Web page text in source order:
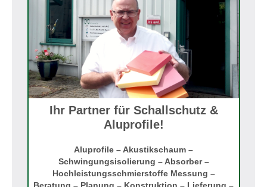
Ihr Partner für Schallschutz &
Aluprofile!
Aluprofile – Akustikschaum –
Schwingungsisolierung – Absorber –
Hochleistungsschmierstoffe Messung –